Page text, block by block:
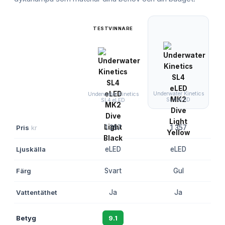
TESTVINNARE
Underwater Kinetics
SL4 eLED
Underwater Kinetics
SL4 eLED
Pris kr 1 357 1 357
Ljuskälla eLED eLED
Färg Svart Gul
Vattentäthet Ja Ja
Betyg 9.1